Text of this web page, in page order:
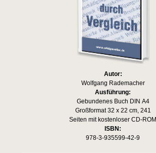
Autor:
Wolfgang Rademacher
Ausführung:
Gebundenes Buch DIN A4
Großformat 32 x 22 cm, 241
Seiten mit kostenloser CD-ROM
ISBN:
978-3-935599-42-9